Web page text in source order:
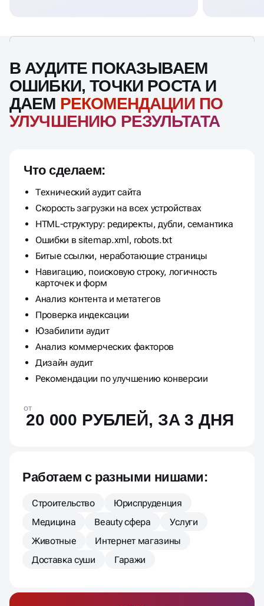
В АУДИТЕ ПОКАЗЫВАЕМ
ОШИБКИ, ТОЧКИ РОСТА И
ДАЕМ РЕКОМЕНДАЦИИ ПО
УЛУЧШЕНИЮ РЕЗУЛЬТАТА
Что сделаем:
Технический аудит сайта
Скорость загрузки на всех устройствах
HTML-структуру: редиректы, дубли, семантика
Ошибки в sitemap.xml, robots.txt
Битые ссылки, неработающие страницы
Навигацию, поисковую строку, логичность
карточек и форм
Анализ контента и метатегов
Проверка индексации
Юзабилити аудит
Анализ коммерческих факторов
Дизайн аудит
Рекомендации по улучшению конверсии
от
20 000 РУБЛЕЙ, ЗА 3 ДНЯ
Работаем с разными нишами:
Строительство
Юриспруденция
Медицина
Beauty сфера
Услуги
Животные
Интернет магазины
Доставка суши
Гаражи